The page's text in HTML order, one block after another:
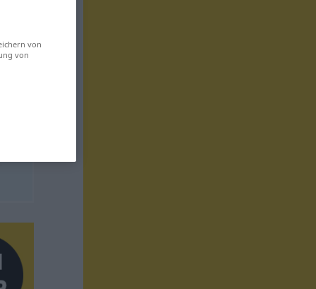
von
von